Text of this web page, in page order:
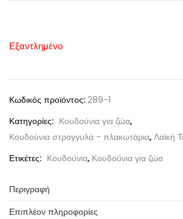
Εξαντλημένο
Κωδικός προϊόντος: 289-1
Κατηγορίες: Κουδούνια για ζώα,
Κουδούνια στρογγυλά - πλακωτάρια, Λαϊκή
Ετικέτες: Κουδούνια, Κουδούνια για ζώα
Περιγραφή
Επιπλέον πληροφορίες